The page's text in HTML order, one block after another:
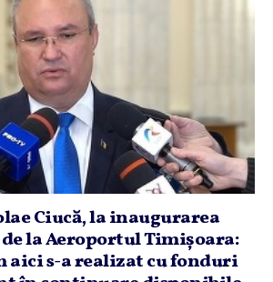
Ciucă, la inaugurarea
la Aeroportul Timişoara:
aici s-a realizat cu fonduri